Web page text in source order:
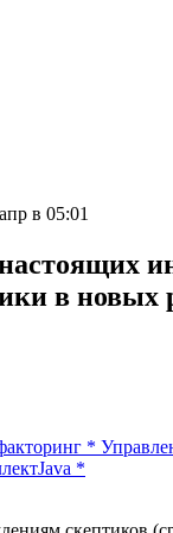
в 05:01
в новых
*
Java *